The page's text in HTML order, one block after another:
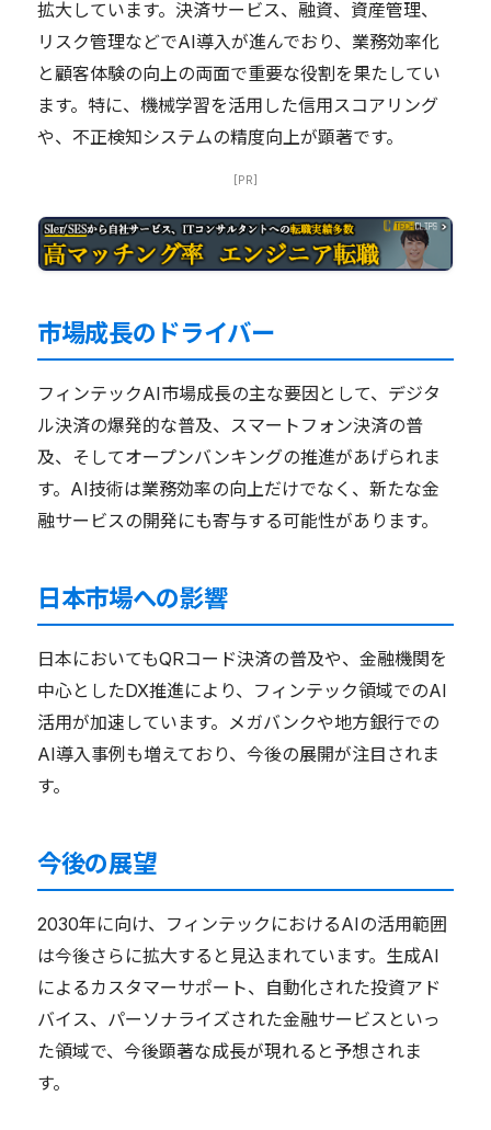
拡大しています。決済サービス、融資、資産管理、
リスク管理などでAI導入が進んでおり、業務効率化
と顧客体験の向上の両面で重要な役割を果たしてい
ます。特に、機械学習を活用した信用スコアリング
や、不正検知システムの精度向上が顕著です。
[PR]
市場成長のドライバー
フィンテックAI市場成長の主な要因として、デジタ
ル決済の爆発的な普及、スマートフォン決済の普
及、そしてオープンバンキングの推進があげられま
す。AI技術は業務効率の向上だけでなく、新たな金
融サービスの開発にも寄与する可能性があります。
日本市場への影響
日本においてもQRコード決済の普及や、金融機関を
中心としたDX推進により、フィンテック領域でのAI
活用が加速しています。メガバンクや地方銀行での
AI導入事例も増えており、今後の展開が注目されま
す。
今後の展望
2030年に向け、フィンテックにおけるAIの活用範囲
は今後さらに拡大すると見込まれています。生成AI
によるカスタマーサポート、自動化された投資アド
バイス、パーソナライズされた金融サービスといっ
た領域で、今後顕著な成長が現れると予想されま
す。